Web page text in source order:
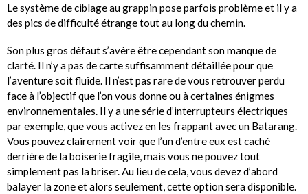
Le système de ciblage au grappin pose parfois problème et il y a
des pics de difficulté étrange tout au long du chemin.
Son plus gros défaut s’avère être cependant son manque de
clarté. Il n’y a pas de carte suffisamment détaillée pour que
l’aventure soit fluide. Il n’est pas rare de vous retrouver perdu
face à l’objectif que l’on vous donne ou à certaines énigmes
environnementales. Il y a une série d’interrupteurs électriques
par exemple, que vous activez en les frappant avec un Batarang.
Vous pouvez clairement voir que l’un d’entre eux est caché
derrière de la boiserie fragile, mais vous ne pouvez tout
simplement pas la briser. Au lieu de cela, vous devez d’abord
balayer la zone et alors seulement, cette option sera disponible.